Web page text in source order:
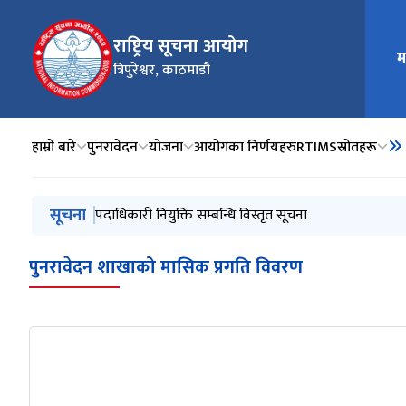
राष्ट्रिय सूचना आयोग
त्रिपुरेश्वर, काठमाडौं
मुख्य
हाम्रो बारे पुनरावेदन योजना आयोगका निर्णयहरुRTIMSस्रोतहरू
मुख्य नेभिगेसनमा जानुहोस्
सूचना पदाधिकारी नियुक्ति सम्बन्धि विस्तृत सूचना
पुनरावेदन शाखाको मासिक प्रगति विवरण